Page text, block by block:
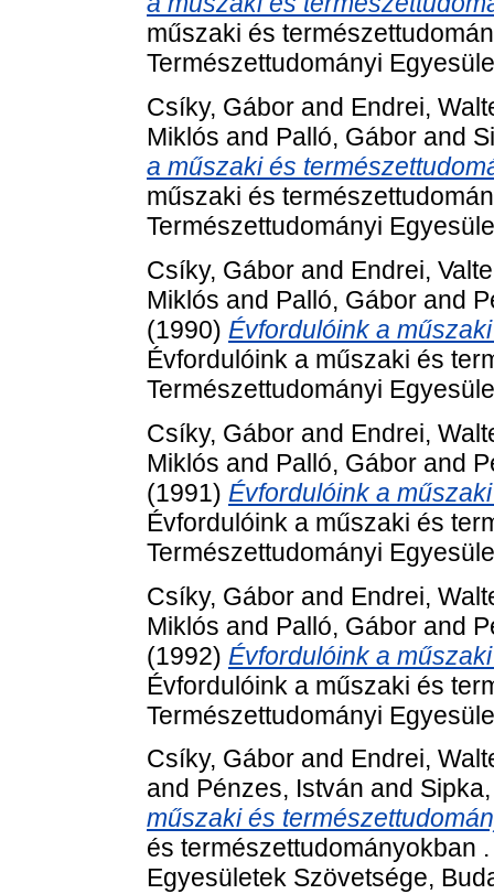
műszaki és
Természettudományi
Csíky, Gábor and Endrei,
Miklós and Palló, Gábor and
a műszaki és
műszaki és
Természettudományi
Csíky, Gábor and Endrei,
Miklós and Palló, Gábor and
(1990) Évfordulóink a
Évfordulóink a műszaki és
Természettudományi
Csíky, Gábor and Endrei,
Miklós and Palló, Gábor and
(1991) Évfordulóink a
Évfordulóink a műszaki és
Természettudományi
Csíky, Gábor and Endrei,
Miklós and Palló, Gábor and
(1992) Évfordulóink a
Évfordulóink a műszaki és
Természettudományi
Csíky, Gábor and Endrei,
and Pénzes, István and
műszaki és
és természettudományokban
Egyesületek Szövetsége,